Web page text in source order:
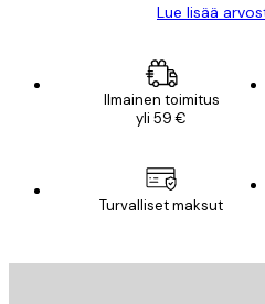
Lue lisää
Ilmainen toimitus
yli 59 €
Turvalliset maksut